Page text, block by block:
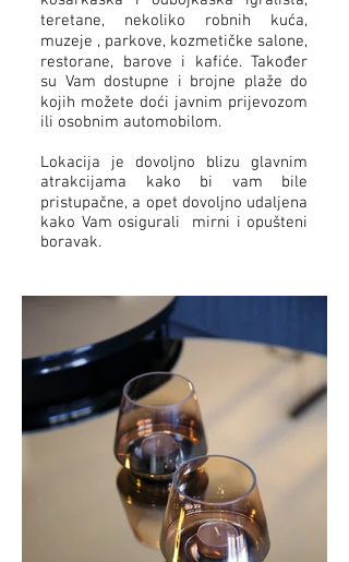
teretane, nekoliko robnih kuća,
muzeje , parkove, kozmetičke salone,
restorane, barove i kafiće. Također
su Vam dostupne i brojne plaže do
kojih možete doći javnim prijevozom
ili osobnim automobilom.
Lokacija je dovoljno blizu glavnim
atrakcijama kako bi vam bile
pristupačne, a opet dovoljno udaljena
kako Vam osigurali mirni i opušteni
boravak.